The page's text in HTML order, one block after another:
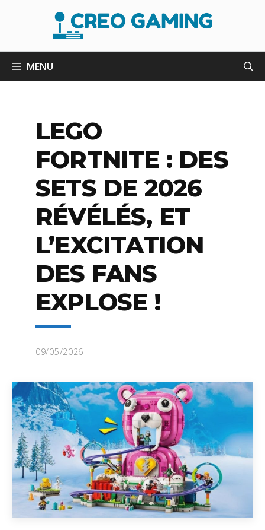
MENU
LEGO
FORTNITE : DES
SETS DE 2026
RÉVÉLÉS, ET
L’EXCITATION
DES FANS
EXPLOSE !
09/05/2026